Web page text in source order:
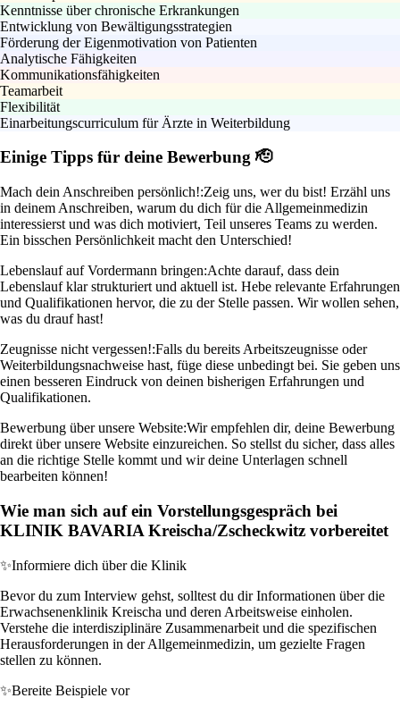
Kenntnisse über chronische Erkrankungen
Entwicklung von Bewältigungsstrategien
Förderung der Eigenmotivation von Patienten
Analytische Fähigkeiten
Kommunikationsfähigkeiten
Teamarbeit
Flexibilität
Einarbeitungscurriculum für Ärzte in Weiterbildung
Einige Tipps für deine Bewerbung 🫡
Mach dein Anschreiben persönlich!:Zeig uns, wer du bist! Erzähl uns
in deinem Anschreiben, warum du dich für die Allgemeinmedizin
interessierst und was dich motiviert, Teil unseres Teams zu werden.
Ein bisschen Persönlichkeit macht den Unterschied!
Lebenslauf auf Vordermann bringen:Achte darauf, dass dein
Lebenslauf klar strukturiert und aktuell ist. Hebe relevante Erfahrungen
und Qualifikationen hervor, die zu der Stelle passen. Wir wollen sehen,
was du drauf hast!
Zeugnisse nicht vergessen!:Falls du bereits Arbeitszeugnisse oder
Weiterbildungsnachweise hast, füge diese unbedingt bei. Sie geben uns
einen besseren Eindruck von deinen bisherigen Erfahrungen und
Qualifikationen.
Bewerbung über unsere Website:Wir empfehlen dir, deine Bewerbung
direkt über unsere Website einzureichen. So stellst du sicher, dass alles
an die richtige Stelle kommt und wir deine Unterlagen schnell
bearbeiten können!
Wie man sich auf ein Vorstellungsgespräch bei
KLINIK BAVARIA Kreischa/Zscheckwitz vorbereitet
✨Informiere dich über die Klinik
Bevor du zum Interview gehst, solltest du dir Informationen über die
Erwachsenenklinik Kreischa und deren Arbeitsweise einholen.
Verstehe die interdisziplinäre Zusammenarbeit und die spezifischen
Herausforderungen in der Allgemeinmedizin, um gezielte Fragen
stellen zu können.
✨Bereite Beispiele vor